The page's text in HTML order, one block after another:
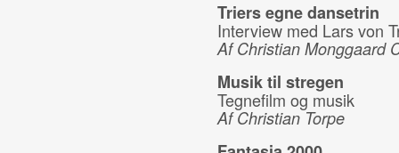
Triers egne dansetrin
Interview med Lars von
Af Christian Monggaard
Musik til stregen
Tegnefilm og musik
Af Christian Torpe